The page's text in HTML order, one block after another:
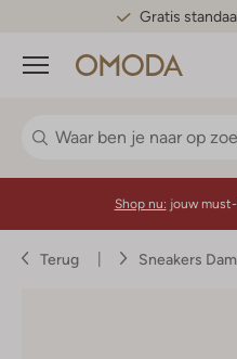
Gratis
Menu
Shop nu: jouw
Terug Sneakers